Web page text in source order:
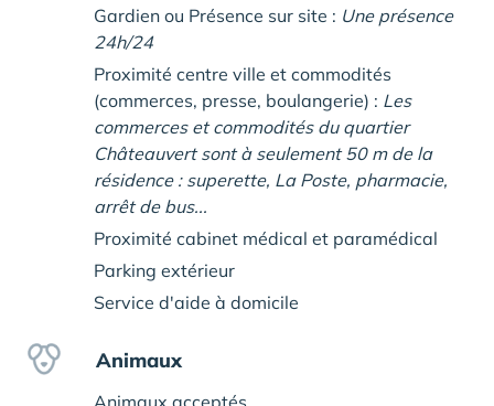
Gardien ou Présence sur site : Une présence
24h/24
Proximité centre ville et commodités
(commerces, presse, boulangerie) : Les
commerces et commodités du quartier
Châteauvert sont à seulement 50 m de la
résidence : superette, La Poste, pharmacie,
arrêt de bus...
Proximité cabinet médical et paramédical
Parking extérieur
Service d'aide à domicile
Animaux
Animaux acceptés